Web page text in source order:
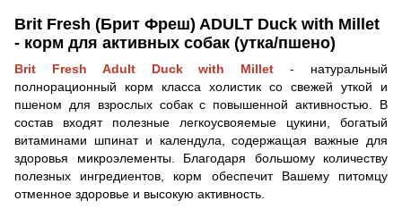
Brit Fresh (Брит Фреш) ADULT Duck with Millet
- корм для активных собак (утка/пшено)
Brit Fresh Adult Duck with Millet - натуральный
полнорационный корм класса холистик со свежей уткой и
пшеном для взрослых собак с повышенной активностью. В
состав входят полезные легкоусвояемые цукини, богатый
витаминами шпинат и календула, содержащая важные для
здоровья микроэлементы. Благодаря большому количеству
полезных ингредиентов, корм обеспечит Вашему питомцу
отменное здоровье и высокую активность.